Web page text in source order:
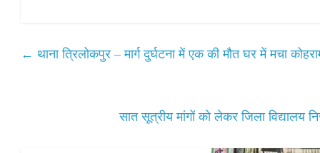
A ok r
← थाना त्रिलोकपुर – मार्ग दुर्घटना में एक की मौत घर में मचा
सात सूत्रीय मांगों को लेकर जिला विद्यालय